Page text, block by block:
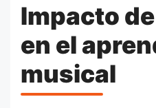
Impacto
en el
musical